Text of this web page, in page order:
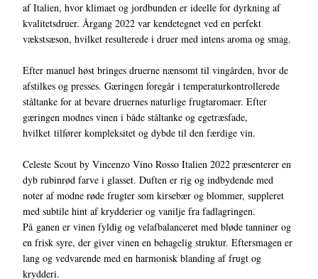
af Italien, hvor klimaet og jordbunden er ideelle for dyrkning af
kvalitetsdruer. Årgang 2022 var kendetegnet ved en perfekt
vækstsæson, hvilket resulterede i druer med intens aroma og smag.
Efter manuel høst bringes druerne nænsomt til vingården, hvor de
afstilkes og presses. Gæringen foregår i temperaturkontrollerede
ståltanke for at bevare druernes naturlige frugtaromaer. Efter
gæringen modnes vinen i både ståltanke og egetræsfade,
hvilket tilfører kompleksitet og dybde til den færdige vin.
Celeste Scout by Vincenzo Vino Rosso Italien 2022 præsenterer en
dyb rubinrød farve i glasset. Duften er rig og indbydende med
noter af modne røde frugter som kirsebær og blommer, suppleret
med subtile hint af krydderier og vanilje fra fadlagringen.
På ganen er vinen fyldig og velafbalanceret med bløde tanniner og
en frisk syre, der giver vinen en behagelig struktur. Eftersmagen er
lang og vedvarende med en harmonisk blanding af frugt og
krydderi.